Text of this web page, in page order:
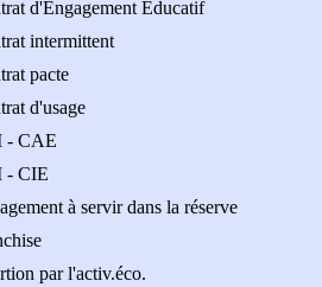
d'Engagement Educatif
intermittent
pacte
d'usage
- CAE
- CIE
à servir dans la réserve
par l'activ.éco.